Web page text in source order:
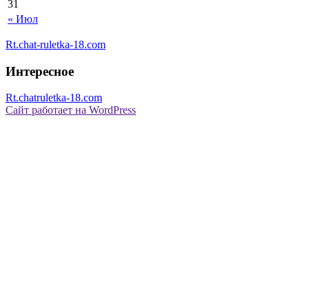
« Июл
31
Rt.chat-ruletka-18.com
Интересное
Rt.chatruletka-18.com
Сайт работает на WordPress